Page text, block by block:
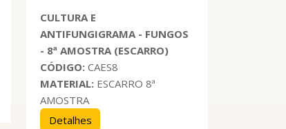
CULTURA E
ANTIFUNGIGRAMA - FUNGOS
- 8ª AMOSTRA (ESCARRO)
CÓDIGO:CAES8
MATERIAL: ESCARRO 8ª
AMOSTRA
Detalhes